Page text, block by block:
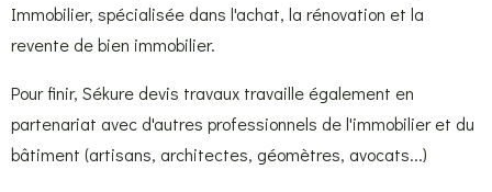
Immobilier, spécialisée dans l'achat, la rénovation et la
revente de bien immobilier.
Pour finir, Sékure devis travaux travaille également en
partenariat avec d'autres professionnels de l'immobilier et du
bâtiment (artisans, architectes, géomètres, avocats...)